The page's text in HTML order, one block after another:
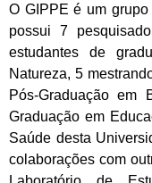
O GIPPE é um
possui 7
estudantes de
Natureza, 5
Pós-Graduação em
Graduação em
Saúde desta
colaborações com